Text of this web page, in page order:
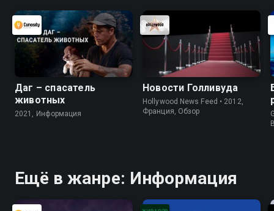
Даг – спасатель
животных
2021, Информация
Новости Голливуда
Hollywood News Feed • 2012,
Франция, Обзор
Ещё в жанре: Информация